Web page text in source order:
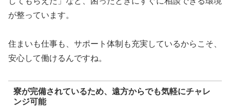
が整っています。
住まいも仕事も、サポート体制も充実しているからこそ、
安心して働けるんですね。
寮が完備されているため、遠方からでも気軽にチャレ
ンジ可能